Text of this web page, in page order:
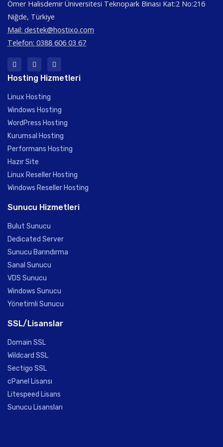
Ömer Halisdemir Üniversitesi Teknopark Binası Kat:2 No:216
Niğde, Türkiye
Mail: destek@hostixo.com
Telefon: 0388 606 03 67
Hosting Hizmetleri
Linux Hosting
Windows Hosting
WordPress Hosting
Kurumsal Hosting
Performans Hosting
Hazır Site
Linux Reseller Hosting
Windows Reseller Hosting
Sunucu Hizmetleri
Bulut Sunucu
Dedicated Server
Sunucu Barındırma
Sanal Sunucu
VDS Sunucu
Windows Sunucu
Yönetimli Sunucu
SSL/Lisanslar
Domain SSL
Wildcard SSL
Sectigo SSL
cPanel Lisansı
Litespeed Lisans
Sunucu Lisansları